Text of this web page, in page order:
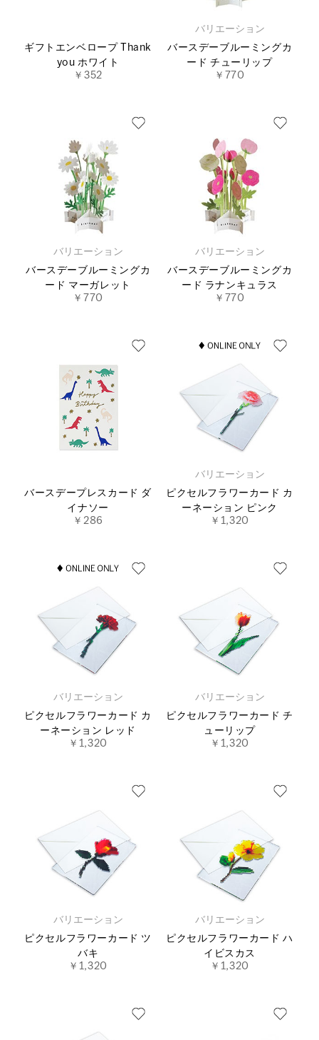
ギフトエンベロープ Thank
you ホワイト
￥352
バリエーション
バースデーブルーミングカ
ード チューリップ
￥770
バリエーション
バースデーブルーミングカ
ード マーガレット
￥770
バリエーション
バースデーブルーミングカ
ード ラナンキュラス
￥770
バースデープレスカード ダ
イナソー
￥286
バリエーション
ピクセルフラワーカード カ
ーネーション ピンク
￥1,320
バリエーション
ピクセルフラワーカード カ
ーネーション レッド
￥1,320
バリエーション
ピクセルフラワーカード チ
ューリップ
￥1,320
バリエーション
ピクセルフラワーカード ツ
バキ
￥1,320
バリエーション
ピクセルフラワーカード ハ
イビスカス
￥1,320